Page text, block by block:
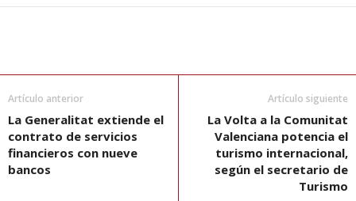
Artículo anterior
La Generalitat extiende el
contrato de servicios
financieros con nueve
bancos
Artículo siguiente
La Volta a la Comunitat
Valenciana potencia el
turismo internacional,
según el secretario de
Turismo